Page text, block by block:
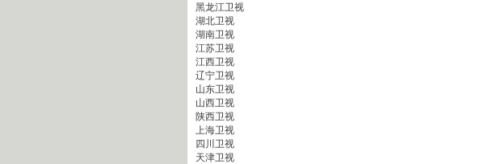
黑龙江卫视
湖北卫视
湖南卫视
江苏卫视
江西卫视
辽宁卫视
山东卫视
山西卫视
陕西卫视
上海卫视
四川卫视
天津卫视